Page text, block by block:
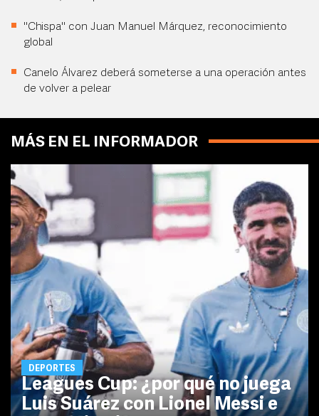
"Chispa" con Juan Manuel Márquez, reconocimiento
global
Canelo Álvarez deberá someterse a una operación antes
de volver a pelear
MÁS EN EL INFORMADOR
DEPORTES
Leagues Cup: ¿por qué no juega
Luis Suárez con Lionel Messi e